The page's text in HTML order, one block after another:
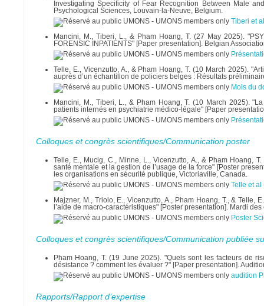
Investigating Specificity of Fear Recognition Between Male
Psychological Sciences, Louvain-la-Neuve, Belgium.
Tiberi et
Mancini, M., Tiberi, L., & Pham Hoang, T. (27 May 2025).
FORENSIC INPATIENTS" [Paper presentation]. Belgian
Telle, E., Vicenzutto, A., & Pham Hoang, T. (10 March 2025).
auprès d’un échantillon de policiers belges : Résultats
Mois du
Mancini, M., Tiberi, L., & Pham Hoang, T. (10 March 2025).
patients internés en psychiatrie médico-légale" [Paper
Colloques et congrès scientifiques/Communication poster
Telle, E., Mucig, C., Minne, L., Vicenzutto, A., & Pham Hoang,
santé mentale et la gestion de l’usage de la force" [Poster
les organisations en sécurité publique, Victoriaville, Canada.
Telle et
Majzner, M., Triolo, E., Vicenzutto, A., Pham Hoang, T., &
l’aide de macro-caractéristiques" [Poster presentation]. Mardi
Poster
Colloques et congrès scientifiques/Communication publiée
Pham Hoang, T. (19 June 2025). "Quels sont les facteurs de
désistance ? comment les évaluer ?" [Paper presentation].
audition
Rapports/Rapport d’expertise